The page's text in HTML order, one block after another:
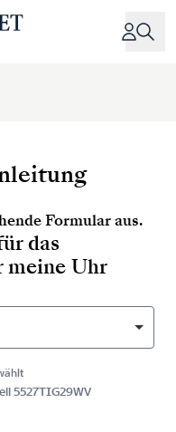
Formular aus.
das
meine Uhr
5527TIG29WV